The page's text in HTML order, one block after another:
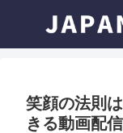
笑顔の法則
きる動画配